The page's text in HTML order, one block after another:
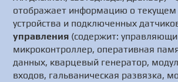
отображает информацию о текущем
устройства и подключенных
управления (содержит:
микроконтроллер, оперативная
данных, кварцевый генератор,
входов, гальваническая развязка,